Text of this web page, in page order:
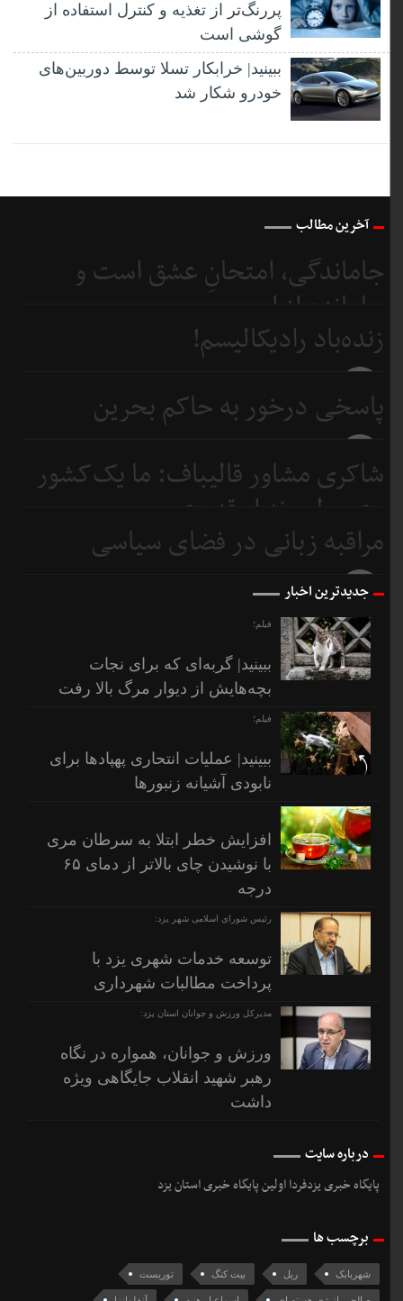
پررنگ‌تر از تغذیه و کنترل استفاده از
گوشی است
ببینید| خرابکار تسلا توسط دوربین‌های
خودرو شکار شد
آخرین مطالب
جاماندگی، امتحانِ عشق است و
جامانده از اربعین...
6 روز
زنده‌باد رادیکالیسم!
پاسخی درخور به حاکم بحرین
شاکری مشاور قالیباف: ما یک‌کشور
متوسطیم نه ابرقدرت
9 روز
مراقبه زبانی در فضای سیاسی
قبل
جدیدترین اخبار
فیلم؛
ببینید| گربه‌ای که برای نجات
بچه‌هایش از دیوار مرگ بالا رفت
فیلم؛
ببینید| عملیات انتحاری پهپادها برای
نابودی آشیانه زنبورها
افزایش خطر ابتلا به سرطان مری
با نوشیدن چای بالاتر از دمای ۶۵
درجه
رئیس شورای اسلامی شهر یزد:
توسعه خدمات شهری یزد با
پرداخت مطالبات شهرداری
مدیرکل ورزش و جوانان استان یزد:
ورزش و جوانان، همواره در نگاه
رهبر شهید انقلاب جایگاهی ویژه
داشت
درباره سایت
پایگاه خبری یزدفردا اولین پایگاه خبری استان یزد
برچسب ها
شهربابک ریل بیت کنگ توریست